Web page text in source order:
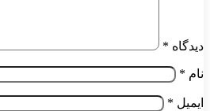
دیدگاه *
نام *
ایمیل *